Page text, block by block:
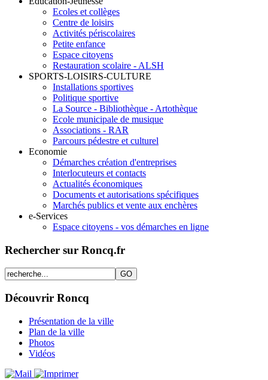
Ecoles et collèges
Centre de loisirs
Activités périscolaires
Petite enfance
Espace citoyens
Restauration scolaire - ALSH
SPORTS-LOISIRS-CULTURE
Installations sportives
Politique sportive
La Source - Bibliothèque - Artothèque
Ecole municipale de musique
Associations - RAR
Parcours pédestre et culturel
Economie
Démarches création d'entreprises
Interlocuteurs et contacts
Actualités économiques
Documents et autorisations spécifiques
Marchés publics et vente aux enchères
e-Services
Espace citoyens - vos démarches en ligne
Rechercher sur Roncq.fr
Découvrir Roncq
Présentation de la ville
Plan de la ville
Photos
Vidéos